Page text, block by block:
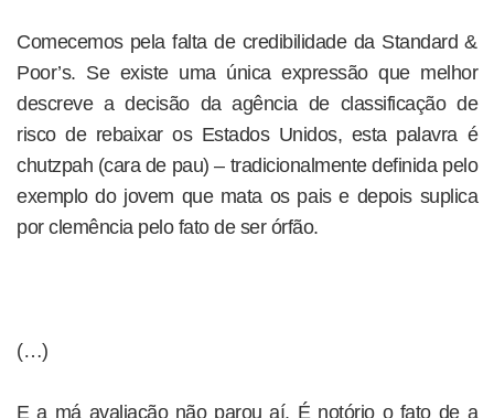
Comecemos pela falta de credibilidade da Standard &
Poor’s. Se existe uma única expressão que melhor
descreve a decisão da agência de classificação de
risco de rebaixar os Estados Unidos, esta palavra é
chutzpah (cara de pau) – tradicionalmente definida pelo
exemplo do jovem que mata os pais e depois suplica
por clemência pelo fato de ser órfão.
(…)
E a má avaliação não parou aí. É notório o fato de a